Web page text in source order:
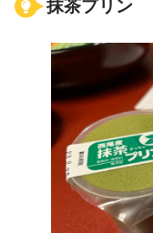
抹茶プリン